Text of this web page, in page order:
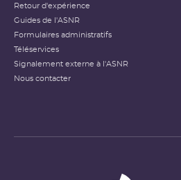
Retour d'expérience
Guides de l'ASNR
Formulaires administratifs
Téléservices
Signalement externe à l'ASNR
Nous contacter